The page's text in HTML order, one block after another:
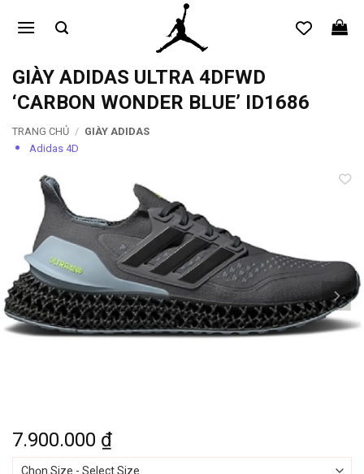
qua
dungGIÀY ADIDAS ULTRA 4DFWD
‘CARBON WONDER BLUE’ ID1686
TRANG CHỦ / GIÀY ADIDAS
Adidas 4D
7.900.000 ₫